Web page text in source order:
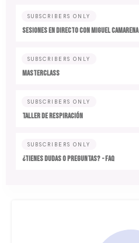
SUBSCRIBERS ONLY
SESIONES EN DIRECTO CON MIGUEL CAMARENA
SUBSCRIBERS ONLY
MASTERCLASS
SUBSCRIBERS ONLY
TALLER DE RESPIRACIÓN
SUBSCRIBERS ONLY
¿TIENES DUDAS O PREGUNTAS? - FAQ